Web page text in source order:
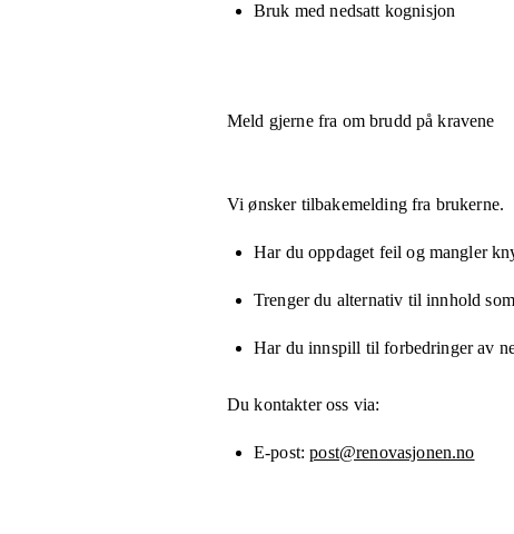
Bruk med nedsatt kognisjon
Meld gjerne fra om brudd på kravene
Vi ønsker tilbakemelding fra brukerne.
Har du oppdaget feil og mangler
Trenger du alternativ til innhold
Har du innspill til forbedringer av
Du kontakter oss via:
E-post post@renovasjonen.no